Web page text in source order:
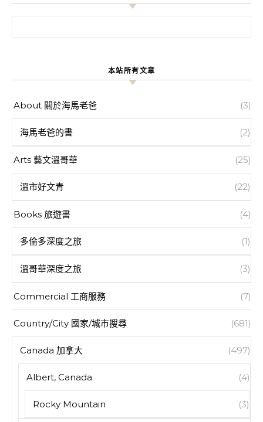
本站所有文章
About 關於海馬老爸 (3)
海馬老爸的書 (2)
Arts 藝文溫哥華 (25)
溫市好文青 (22)
Books 旅遊書 (4)
多倫多深度之旅 (1)
溫哥華深度之旅 (3)
Commercial 工商服務 (7)
Country/City 國家/城市搜尋 (681)
Canada 加拿大 (497)
Albert, Canada (4)
Rocky Mountain (3)